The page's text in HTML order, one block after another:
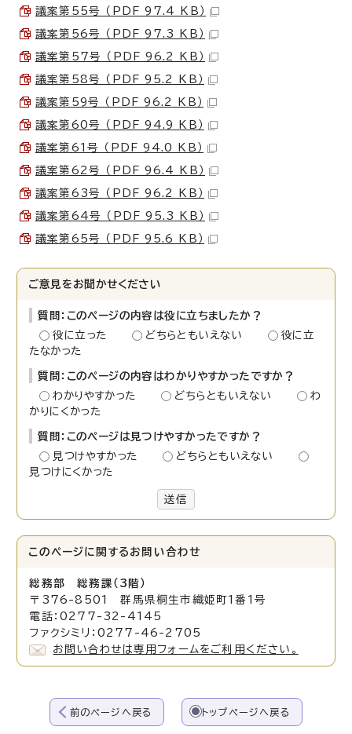
議案第55号 （PDF 97.4 KB）
議案第56号 （PDF 97.3 KB）
議案第57号 （PDF 96.2 KB）
議案第58号 （PDF 95.2 KB）
議案第59号 （PDF 96.2 KB）
議案第60号 （PDF 94.9 KB）
議案第61号 （PDF 94.0 KB）
議案第62号 （PDF 96.4 KB）
議案第63号 （PDF 96.2 KB）
議案第64号 （PDF 95.3 KB）
議案第65号 （PDF 95.6 KB）
ご意見をお聞かせください
質問：このページの内容は役に立ちましたか？
役に立った
どちらともいえない
役に立
たなかった
質問：このページの内容はわかりやすかったですか？
わかりやすかった
どちらともいえない
わ
かりにくかった
質問：このページは見つけやすかったですか？
見つけやすかった
どちらともいえない
見つけにくかった
送信
このページに関する お問い合わせ
総務部 総務課（3階）
〒376-8501 群馬県桐生市織姫町1番1号
電話：0277-32-4145
ファクシミリ：0277-46-2705
お問い合わせは専用フォームをご利用ください。
前のページへ戻る トップページへ戻る